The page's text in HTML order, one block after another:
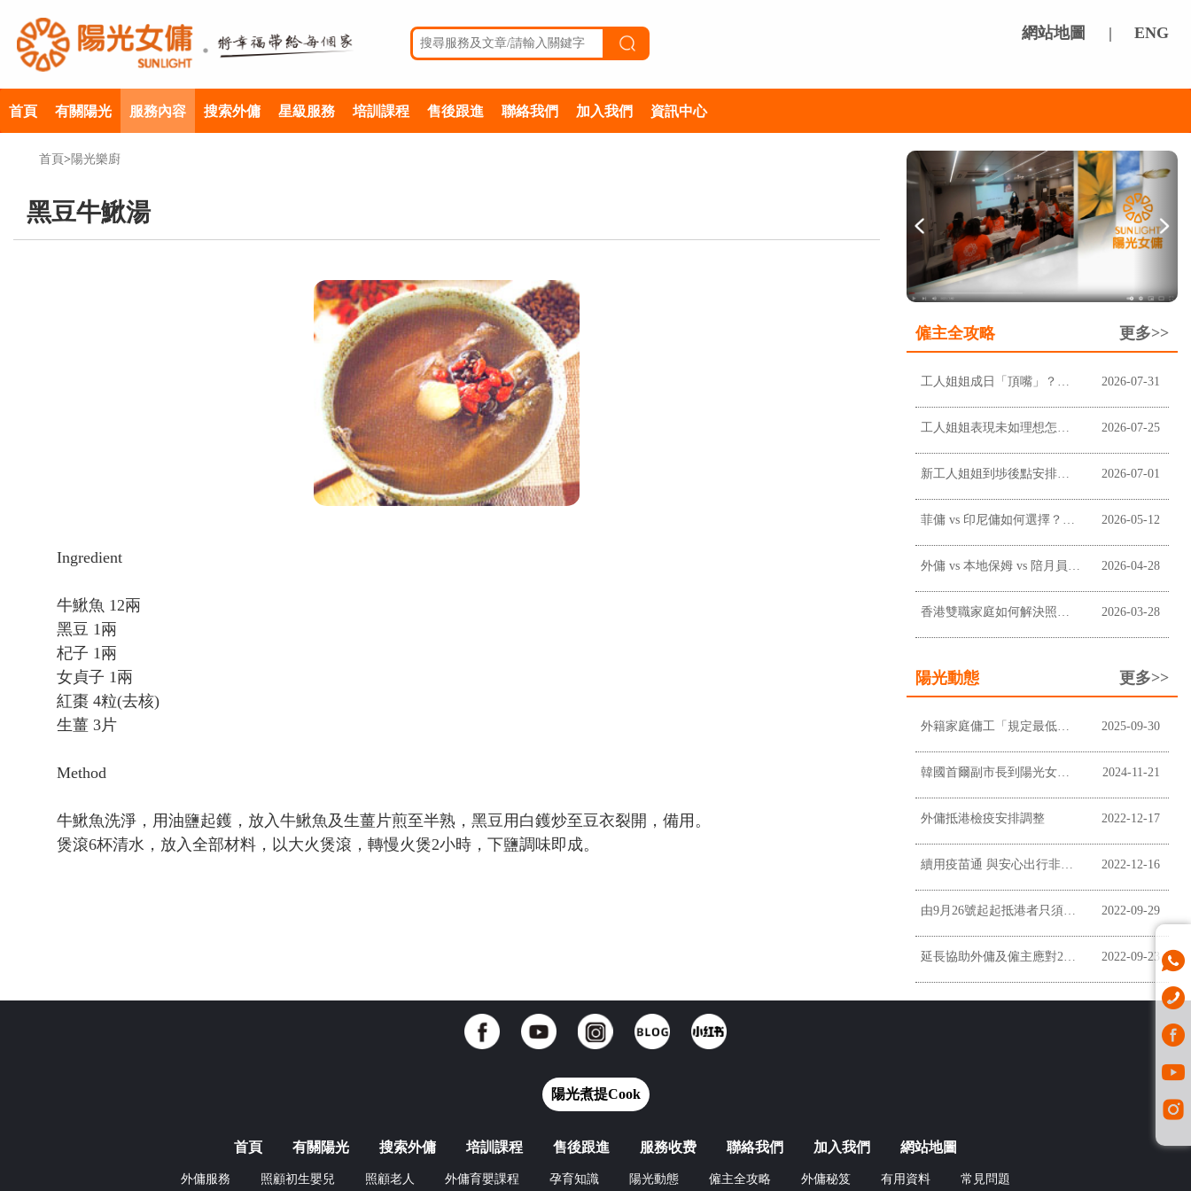
網站地圖 | ENG
首頁 有關陽光 服務內容 搜索外傭 星級服務 培訓課程 售後跟進 聯絡我們 加入我們 資訊中心
首頁> 陽光樂廚
黑豆牛鰍湯
Ingredient
牛鰍魚 12兩
黑豆 1兩
杞子 1兩
女貞子 1兩
紅棗 4粒(去核)
生薑 3片
Method
牛鰍魚洗淨，用油鹽起鑊，放入牛鰍魚及生薑片煎至半熟，黑豆用白鑊炒至豆衣裂開，備用。
煲滾6杯清水，放入全部材料，以大火煲滾，轉慢火煲2小時，下鹽調味即成。
僱主全攻略 更多>>
工人姐姐成日「頂嘴」？先分清楚聽唔明，定係挑戰家規 2026-07-31
工人姐姐表現未如理想怎麼辦？僱主溝通、改善及終止合約前懶人包 2026-07-25
新工人姐姐到埗後點安排？新手僱主工作分配懶人包 2026-07-01
菲傭 vs 印尼傭如何選擇？香港僱主常見考慮因素 2026-05-12
外傭 vs 本地保姆 vs 陪月員：香港家庭應如何選擇？ 2026-04-28
香港雙職家庭如何解決照顧問題？請外傭是否最適合？ 2026-03-28
陽光動態 更多>>
外籍家庭傭工「規定最低工資」上調至$5,100及膳食津貼維持不變 2025-09-30
韓國首爾副市長到陽光女傭中心進行企業拜訪 2024-11-21
外傭抵港檢疫安排調整 2022-12-17
續用疫苗通 與安心出行非掛鉤 2022-12-16
由9月26號起起抵港者只須居家監察三日 2022-09-29
延長協助外傭及僱主應對2019冠狀病毒病疫情 2022-09-23
陽光煮提Cook
首頁 有關陽光 搜索外傭 培訓課程 售後跟進 服務收费 聯絡我們 加入我們 網站地圖
外傭服務 照顧初生嬰兒 照顧老人 外傭育嬰課程 孕育知識 陽光動態 僱主全攻略 外傭秘笈 有用資料 常見問題